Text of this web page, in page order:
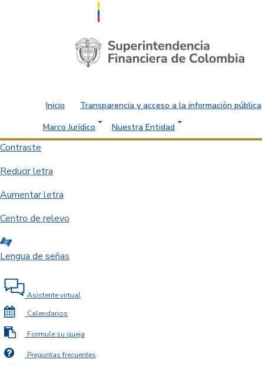
Saltar al contenido principal
Inicio Transparencia y acceso a la información pública
Marco Jurídico
Nuestra Entidad
Contraste
Reducir letra
Aumentar letra
Centro de relevo
Lengua de señas
Asistente virtual
Calendarios
Formule su queja
Preguntas frecuentes